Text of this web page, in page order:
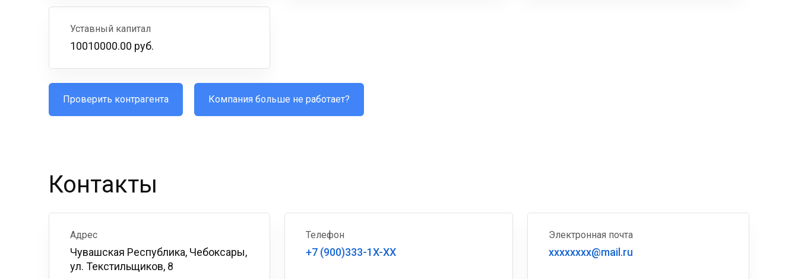
Уставный капитал
10010000.00 руб.
Проверить контрагента Компания больше не работает?
Контакты
Адрес
Чувашская Республика, Чебоксары,
ул. Текстильщиков, 8
Телефон
+7 (900)333-1X-XX
Электронная почта
xxxxxxxx@mail.ru